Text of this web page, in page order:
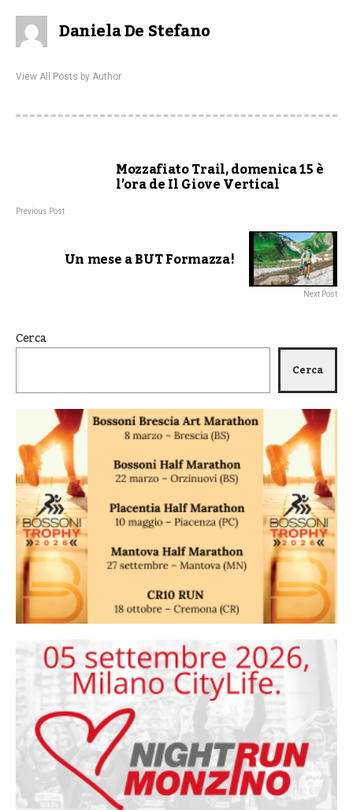
Daniela De Stefano
View All Posts by Author
Mozzafiato Trail, domenica 15 è
l’ora de Il Giove Vertical
Previous Post
Un mese a BUT Formazza!
Next Post
Cerca
Cerca